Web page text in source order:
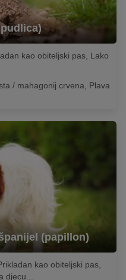
kao obiteljski pas, Lako
/ mahagonij crvena, Plava
(papillon)
kao obiteljski pas,
djecu...